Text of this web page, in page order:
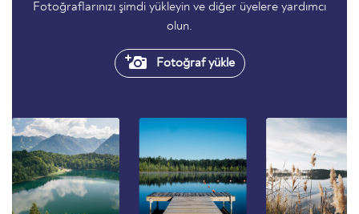
Fotoğraflarınızı şimdi yükleyin ve diğer üyelere yardımcı
olun.
Fotoğraf yükle